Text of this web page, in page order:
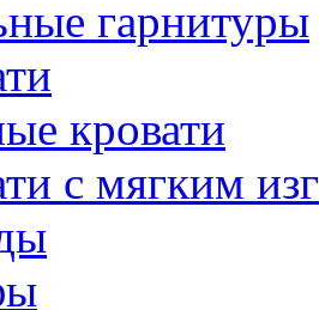
гарнитуры
кровати
с мягким